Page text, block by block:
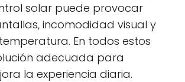
solar puede provocar
incomodidad visual y
En todos estos
adecuada para
la experiencia diaria.